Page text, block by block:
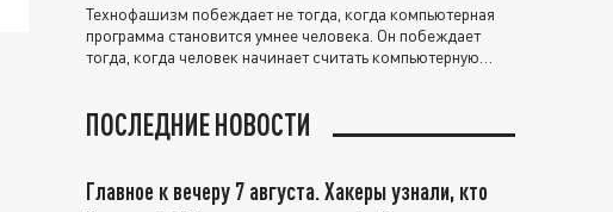
Технофашизм побеждает не тогда, когда компьютерная
программа становится умнее человека. Он побеждает
тогда, когда человек начинает считать компьютерную
ПОСЛЕДНИЕ НОВОСТИ
Главное к вечеру 7 августа. Хакеры узнали, кто